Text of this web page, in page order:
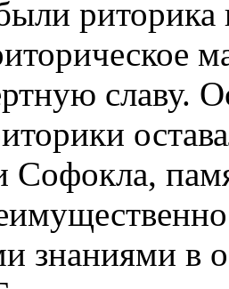
славу.
Софокла,
знаниями в